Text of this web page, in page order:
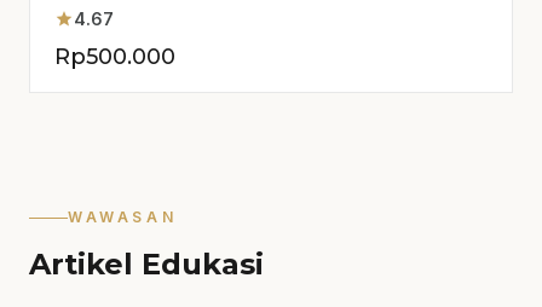
Proyek Anda
star4.67
Rp500.000
WAWASAN
Artikel Edukasi